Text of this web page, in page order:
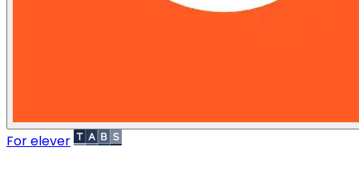
For elever